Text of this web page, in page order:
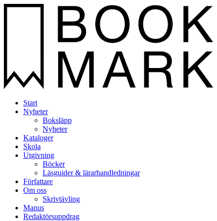
Start
Nyheter
Boksläpp
Nyheter
Kataloger
Skola
Utgivning
Böcker
Läsguider & lärarhandledningar
Författare
Om oss
Skrivtävling
Manus
Redaktörsuppdrag